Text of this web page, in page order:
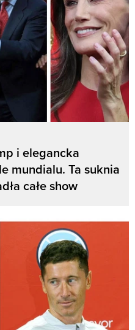
i elegancka
mundialu. Ta suknia
całe show